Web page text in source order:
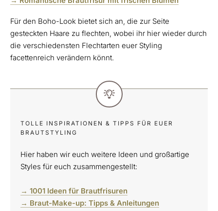
Für den Boho-Look bietet sich an, die zur Seite
gesteckten Haare zu flechten, wobei ihr hier wieder durch
die verschiedensten Flechtarten euer Styling
facettenreich verändern könnt.
TOLLE INSPIRATIONEN & TIPPS FÜR EUER
BRAUTSTYLING
Hier haben wir euch weitere Ideen und großartige
Styles für euch zusammengestellt:
→ 1001 Ideen für Brautfrisuren
→ Braut-Make-up: Tipps & Anleitungen